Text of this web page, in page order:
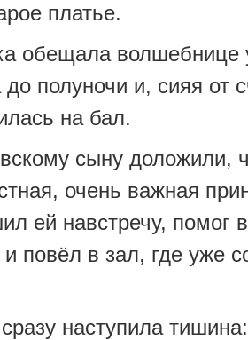
платье.
обещала волшебнице
полуночи и, сияя от
на бал.
сыну доложили,
очень важная
ей навстречу, помог
и повёл в зал, где уже
наступила тишина: